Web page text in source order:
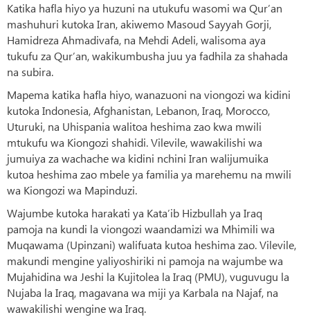
Katika hafla hiyo ya huzuni na utukufu wasomi wa Qur’an
mashuhuri kutoka Iran, akiwemo Masoud Sayyah Gorji,
Hamidreza Ahmadivafa, na Mehdi Adeli, walisoma aya
tukufu za Qur’an, wakikumbusha juu ya fadhila za shahada
na subira.
Mapema katika hafla hiyo, wanazuoni na viongozi wa kidini
kutoka Indonesia, Afghanistan, Lebanon, Iraq, Morocco,
Uturuki, na Uhispania walitoa heshima zao kwa mwili
mtukufu wa Kiongozi shahidi. Vilevile, wawakilishi wa
jumuiya za wachache wa kidini nchini Iran walijumuika
kutoa heshima zao mbele ya familia ya marehemu na mwili
wa Kiongozi wa Mapinduzi.
Wajumbe kutoka harakati ya Kata’ib Hizbullah ya Iraq
pamoja na kundi la viongozi waandamizi wa Mhimili wa
Muqawama (Upinzani) walifuata kutoa heshima zao. Vilevile,
makundi mengine yaliyoshiriki ni pamoja na wajumbe wa
Mujahidina wa Jeshi la Kujitolea la Iraq (PMU), vuguvugu la
Nujaba la Iraq, magavana wa miji ya Karbala na Najaf, na
wawakilishi wengine wa Iraq.